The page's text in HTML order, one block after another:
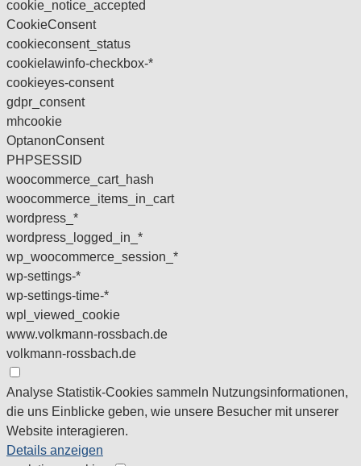
cookie_notice_accepted
CookieConsent
cookieconsent_status
cookielawinfo-checkbox-*
cookieyes-consent
gdpr_consent
mhcookie
OptanonConsent
PHPSESSID
woocommerce_cart_hash
woocommerce_items_in_cart
wordpress_*
wordpress_logged_in_*
wp_woocommerce_session_*
wp-settings-*
wp-settings-time-*
wpl_viewed_cookie
www.volkmann-rossbach.de
volkmann-rossbach.de
Analyse Statistik-Cookies sammeln Nutzungsinformationen,
die uns Einblicke geben, wie unsere Besucher mit unserer
Website interagieren.
Details anzeigen